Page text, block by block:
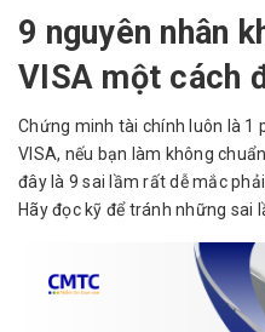
9 nguyên nhân
VISA một cách
Chứng minh tài chính luôn là 1
VISA, nếu bạn làm không
đây là 9 sai lầm rất dễ mắc
Hãy đọc kỹ để tránh những sai